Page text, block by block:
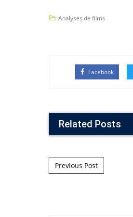
Analyses de films
Facebook
Related Posts
Post navigation
Previous Post